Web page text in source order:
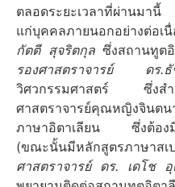
ตลอดระยะเวลาที่ผ่านมานี้
แก่บุคคลภายนอกอย่างต่อ
กัตตี สุจริตกุลซึ่งสถานทูตอิ
รองศาสตราจารย์ ด
วิศวกรรมศาสตร์ ซึ่งสำเ
ศาสตราจารย์คุณหญิงจินตน
ภาษาอิตาเลียน ซึ่งต้องมี
(ขณะนั้นมีหลักสูตรภ
ศาสตราจารย์ ดร. เดโช